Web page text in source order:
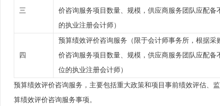
三
价咨询服务项目数量、规模，供应商服务团队应配备
的执业注册会计师）
四
预算绩效评价咨询服务（限于会计师事务所，根据采
价咨询服务项目数量、规模，供应商服务团队应配备
位的执业注册会计师）
预算绩效评价咨询服务，主要包括重大政策和项目事前绩效评估、
算绩效评价咨询服务事项。